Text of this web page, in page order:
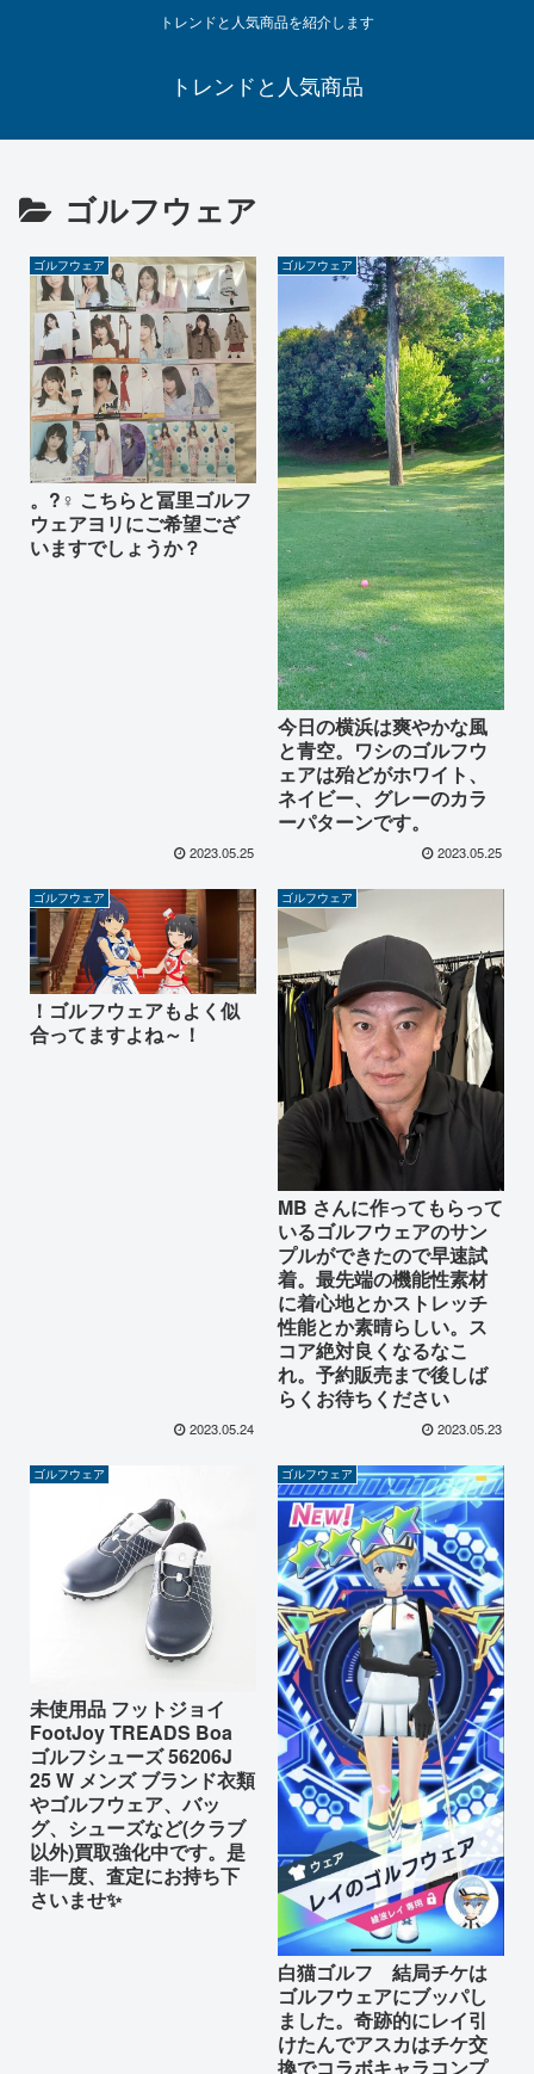
トレンドと人気商品を紹介します
トレンドと人気商品
ゴルフウェア
ゴルフウェア
。?‍♀️ こちらと冨里ゴルフ
ウェアヨリにご希望ござ
いますでしょうか？
2023.05.25
ゴルフウェア
今日の横浜は爽やかな風
と青空。ワシのゴルフウ
ェアは殆どがホワイト、
ネイビー、グレーのカラ
ーパターンです。
2023.05.25
ゴルフウェア
！ゴルフウェアもよく似
合ってますよね～！
2023.05.24
ゴルフウェア
MB さんに作ってもらって
いるゴルフウェアのサン
プルができたので早速試
着。最先端の機能性素材
に着心地とかストレッチ
性能とか素晴らしい。ス
コア絶対良くなるなこ
れ。予約販売まで後しば
らくお待ちください
2023.05.23
ゴルフウェア
未使用品 フットジョイ
FootJoy TREADS Boa
ゴルフシューズ 56206J
25 W メンズ ブランド衣類
やゴルフウェア、バッ
グ、シューズなど(クラブ
以外)買取強化中です。是
非一度、査定にお持ち下
さいませ✨
ゴルフウェア
白猫ゴルフ 結局チケは
ゴルフウェアにブッパし
ました。奇跡的にレイ引
けたんでアスカはチケ交
換でコラボキャラコンプ